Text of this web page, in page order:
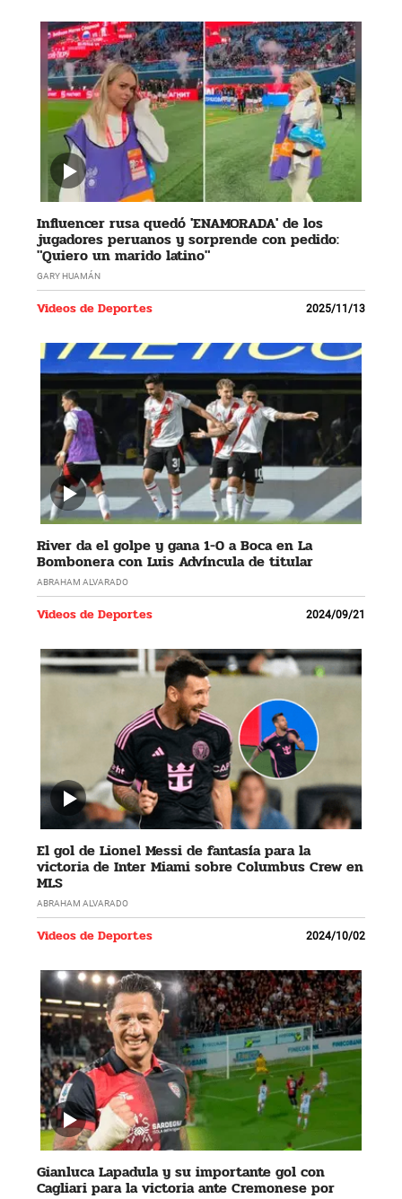
Influencer rusa quedó 'ENAMORADA' de los
jugadores peruanos y sorprende con pedido:
"Quiero un marido latino"
GARY HUAMÁN
Videos de Deportes 2025/11/13
River da el golpe y gana 1-0 a Boca en La
Bombonera con Luis Advíncula de titular
ABRAHAM ALVARADO
Videos de Deportes 2024/09/21
El gol de Lionel Messi de fantasía para la
victoria de Inter Miami sobre Columbus Crew en
MLS
ABRAHAM ALVARADO
Videos de Deportes 2024/10/02
Gianluca Lapadula y su importante gol con
Cagliari para la victoria ante Cremonese por